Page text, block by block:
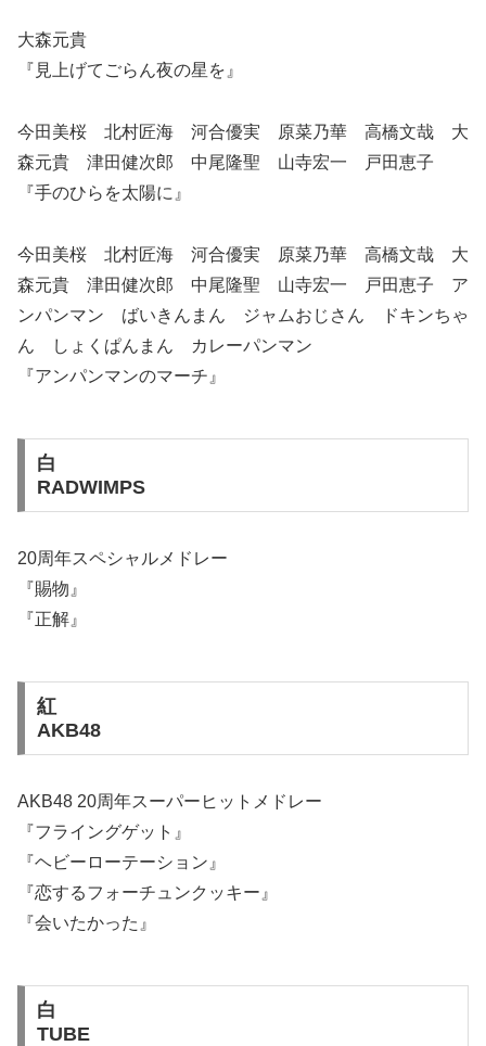
大森元貴
『見上げてごらん夜の星を』
今田美桜 北村匠海 河合優実 原菜乃華 高橋文哉 大
森元貴 津田健次郎 中尾隆聖 山寺宏一 戸田恵子
『手のひらを太陽に』
今田美桜 北村匠海 河合優実 原菜乃華 高橋文哉 大
森元貴 津田健次郎 中尾隆聖 山寺宏一 戸田恵子 ア
ンパンマン ばいきんまん ジャムおじさん ドキンちゃ
ん しょくぱんまん カレーパンマン
『アンパンマンのマーチ』
白
RADWIMPS
20周年スペシャルメドレー
『賜物』
『正解』
紅
AKB48
AKB48 20周年スーパーヒットメドレー
『フライングゲット』
『ヘビーローテーション』
『恋するフォーチュンクッキー』
『会いたかった』
白
TUBE